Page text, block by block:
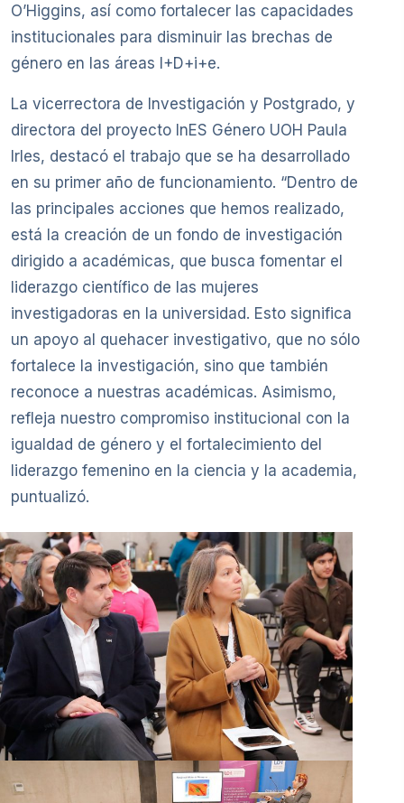
O’Higgins, así como fortalecer las capacidades
institucionales para disminuir las brechas de
género en las áreas I+D+i+e.
La vicerrectora de Investigación y Postgrado, y
directora del proyecto InES Género UOH Paula
Irles, destacó el trabajo que se ha desarrollado
en su primer año de funcionamiento. “Dentro de
las principales acciones que hemos realizado,
está la creación de un fondo de investigación
dirigido a académicas, que busca fomentar el
liderazgo científico de las mujeres
investigadoras en la universidad. Esto significa
un apoyo al quehacer investigativo, que no sólo
fortalece la investigación, sino que también
reconoce a nuestras académicas. Asimismo,
refleja nuestro compromiso institucional con la
igualdad de género y el fortalecimiento del
liderazgo femenino en la ciencia y la academia,
puntualizó.